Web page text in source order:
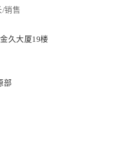
/销售
久大厦19楼
部